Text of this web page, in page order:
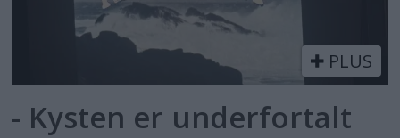
PLUS
- Kysten er underfortalt